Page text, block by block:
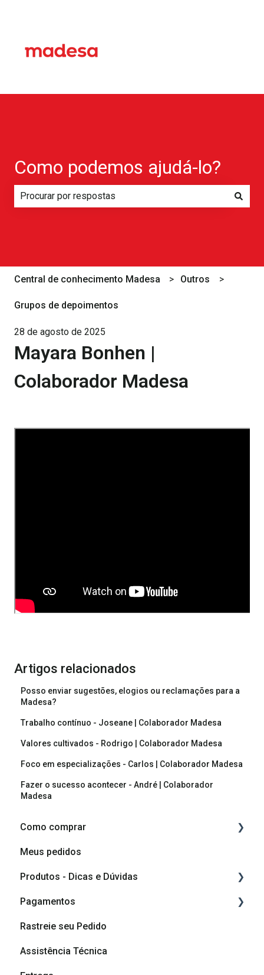
Como podemos ajudá-lo?
Central de conhecimento Madesa Outros
Grupos de depoimentos
28 de agosto de 2025
Mayara Bonhen |
Colaborador Madesa
Artigos relacionados
Posso enviar sugestões, elogios ou reclamações para a
Madesa?
Trabalho contínuo - Joseane | Colaborador Madesa
Valores cultivados - Rodrigo | Colaborador Madesa
Foco em especializações - Carlos | Colaborador Madesa
Fazer o sucesso acontecer - André | Colaborador
Madesa
Como comprar
Como comprar
Como planejar o meu móvel
Meus pedidos
Produtos - Dicas e Dúvidas
Componentes do produto
Vídeos de montagem
Vídeos de Dicas de Montagem
Pagamentos
Cashback
Formas de pagamento
Rastreie seu Pedido
Assistência Técnica